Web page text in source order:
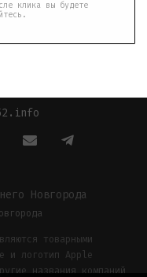
клика вы будете
товарными
и логотип Apple
названия компаний